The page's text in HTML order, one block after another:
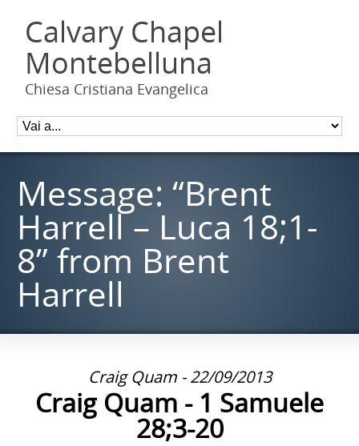
Calvary Chapel
Montebelluna
Chiesa Cristiana Evangelica
Message: “Brent
Harrell – Luca 18;1-
8” from Brent
Harrell
Craig Quam - 22/09/2013
Craig Quam - 1 Samuele
28;3-20